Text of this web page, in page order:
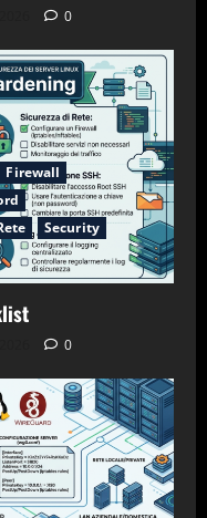
0
Firewall
Security
0